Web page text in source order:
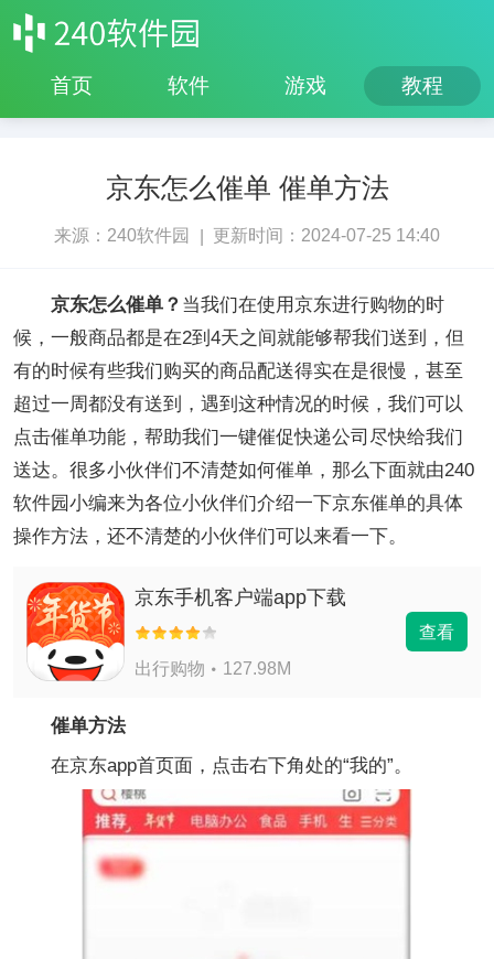
首页 软件 游戏 教程
京东怎么催单 催单方法
来源：240软件园 更新时间：2024-07-25 14:40
京东怎么催单？ 当我们在使用京东进行购物的时
候，一般商品都是在2到4天之间就能够帮我们送到，但
有的时候有些我们购买的商品配送得实在是很慢，甚至
超过一周都没有送到，遇到这种情况的时候，我们可以
点击催单功能，帮助我们一键催促快递公司尽快给我们
送达。很多小伙伴们不清楚如何催单，那么下面就由240
软件园小编来为各位小伙伴们介绍一下京东催单的具体
操作方法，还不清楚的小伙伴们可以来看一下。
京东手机客户端app下载
出行购物 127.98M
查看
催单方法
在京东app首页面，点击右下角处的“我的”。